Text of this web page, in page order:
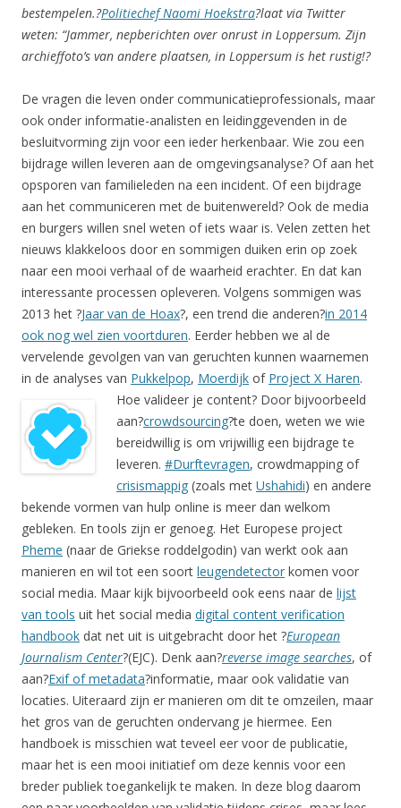
bestempelen.?Politiechef Naomi Hoekstra?laat via Twitter
weten: “Jammer, nepberichten over onrust in Loppersum. Zijn
archieffoto’s van andere plaatsen, in Loppersum is het rustig!?
De vragen die leven onder communicatieprofessionals, maar
ook onder informatie-analisten en leidinggevenden in de
besluitvorming zijn voor een ieder herkenbaar. Wie zou een
bijdrage willen leveren aan de omgevingsanalyse? Of aan het
opsporen van familieleden na een incident. Of een bijdrage
aan het communiceren met de buitenwereld? Ook de media
en burgers willen snel weten of iets waar is. Velen zetten het
nieuws klakkeloos door en sommigen duiken erin op zoek
naar een mooi verhaal of de waarheid erachter. En dat kan
interessante processen opleveren. Volgens sommigen was
2013 het ?Jaar van de Hoax?, een trend die anderen?in 2014
ook nog wel zien voortduren. Eerder hebben we al de
vervelende gevolgen van van geruchten kunnen waarnemen
in de analyses van Pukkelpop, Moerdijk of Project X Haren.
Hoe valideer je content? Door bijvoorbeeld
aan?crowdsourcing?te doen, weten we wie
bereidwillig is om vrijwillig een bijdrage te
leveren. #Durftevragen, crowdmapping of
crisismappig (zoals met Ushahidi) en andere
bekende vormen van hulp online is meer dan welkom
gebleken. En tools zijn er genoeg. Het Europese project
Pheme (naar de Griekse roddelgodin) van werkt ook aan
manieren en wil tot een soort leugendetector komen voor
social media. Maar kijk bijvoorbeeld ook eens naar de lijst
van tools uit het social media digital content verification
handbook dat net uit is uitgebracht door het ?European
Journalism Center?(EJC). Denk aan?reverse image searches, of
aan?Exif of metadata?informatie, maar ook validatie van
locaties. Uiteraard zijn er manieren om dit te omzeilen, maar
het gros van de geruchten ondervang je hiermee. Een
handboek is misschien wat teveel eer voor de publicatie,
maar het is een mooi initiatief om deze kennis voor een
breder publiek toegankelijk te maken. In deze blog daarom